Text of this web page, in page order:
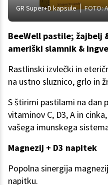
GR Super+D kapsule FOTO:
BeeWell pastile; žajbelj
ameriški slamnik &
Rastlinski izvlečki in
na ustno sluznico, grlo in
S štirimi pastilami na dan
vitaminov C, D3, A in
vašega imunskega
Magnezij + D3 napitek
Popolna sinergija
napitku.